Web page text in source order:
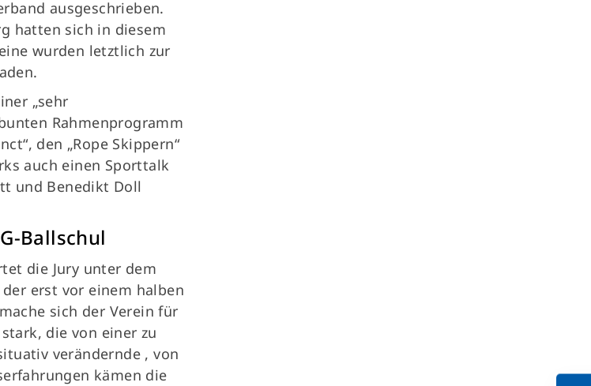
ausgeschrieben.
hatten sich in diesem
wurden letztlich zur
„sehr
Rahmenprogramm
den „Rope Skippern“
auch einen Sporttalk
und Benedikt Doll
Ballschul
die Jury unter dem
erst vor einem halben
sich der Verein für
die von einer zu
verändernde , von
kämen die